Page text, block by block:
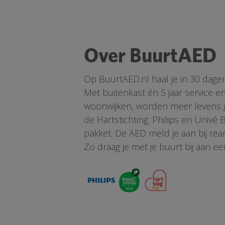
Over BuurtAED
Op BuurtAED.nl haal je in 30
Met buitenkast én 5 jaar service
woonwijken, worden meer levens
de Hartstichting. Philips en Univé
pakket. De AED meld je aan bij
Zo draag je met je buurt bij aan